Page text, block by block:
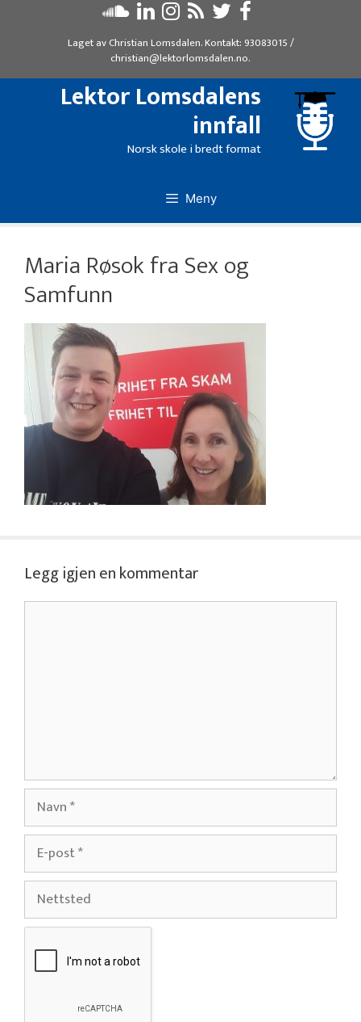
Laget avChristian Lomsdalen. Kontakt: 93083015/
christian@lektorlomsdalen.no.
Lektor Lomsdalens
innfall
Norsk skole i bredt format
Meny
Maria Røsok fra Sex og
Samfunn
Legg igjen en kommentar
Navn
post
Nettsted